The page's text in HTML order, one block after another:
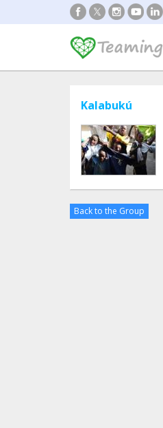
Kalabukú
Back to the Group